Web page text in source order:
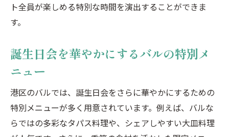
バルの特別メニューで祝う誕生日
港区バルのアットホームな雰囲気
港区のバルで誕生日会を楽しむためのポイント
バルの特別メニューの事前リサーチ
港区バルのイベントカレンダーをチェック
誕生日会に最適なバルの席選び
ト全員が楽しめる特別な時間を演出することができま
す。
誕生日会を華やかにするバルの特別メ
ニュー
港区のバルでは、誕生日会をさらに華やかにするための
特別メニューが多く用意されています。例えば、バルな
らではの多彩なタパス料理や、シェアしやすい大皿料理